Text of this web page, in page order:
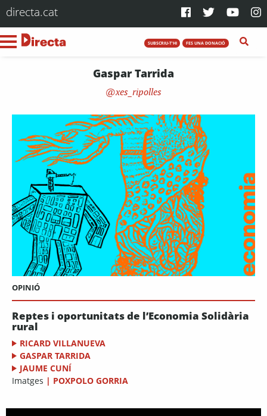
directa.cat
SUBSCRIU-T'HI FES UNA DONACIÓ
Gaspar Tarrida
xes_ripolles
OPINIÓ
Reptes i oportunitats de l’Economia Solidària
rural
RICARD VILLANUEVA
GASPAR TARRIDA
JAUME CUNÍ
Imatges | POXPOLO GORRIA